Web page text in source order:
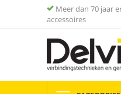
Meer dan 70 jaar
accessoires